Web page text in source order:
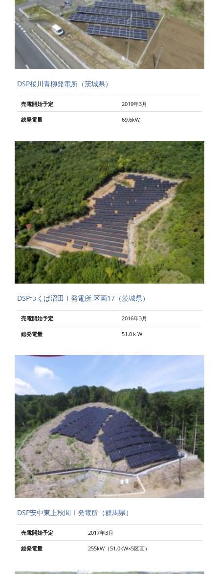
DSP桜川青柳発電所（茨城県）
売電開始予定 2019年3月
総発電量 69.6kW
DSPつくば沼田Ⅰ発電所 区画17（茨城県）
売電開始予定 2016年3月
総発電量 51.0ｋW
DSP安中東上秋間Ⅰ発電所（群馬県）
売電開始予定 2017年3月
総発電量 255kW（51.0kW×5区画）